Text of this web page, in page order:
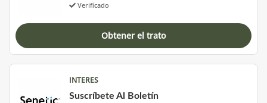
Verificado
Obtener el trato
INTERES
Suscríbete Al Boletín